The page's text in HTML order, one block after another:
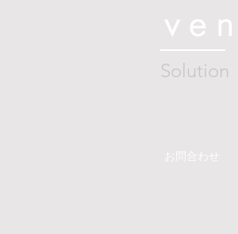
Solution
お問合わせ